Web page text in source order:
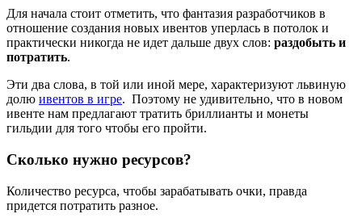
Для начала стоит отметить, что фантазия разработчиков в
отношение создания новых ивентов уперлась в потолок и
практически никогда не идет дальше двух слов: раздобыть и
потратить.
Эти два слова, в той или иной мере, характеризуют львиную
долю ивентов в игре. Поэтому не удивительно, что в новом
ивенте нам предлагают тратить бриллианты и монеты
гильдии для того чтобы его пройти.
Сколько нужно ресурсов?
Количество ресурса, чтобы зарабатывать очки, правда
придется потратить разное.